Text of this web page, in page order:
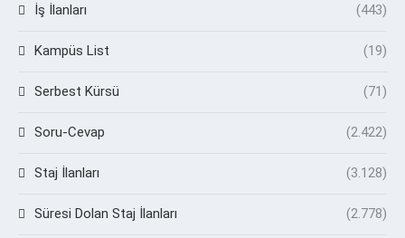
İş İlanları (443)
Kampüs List (19)
Serbest Kürsü (71)
Soru-Cevap (2.422)
Staj İlanları (3.128)
Süresi Dolan Staj İlanları (2.778)